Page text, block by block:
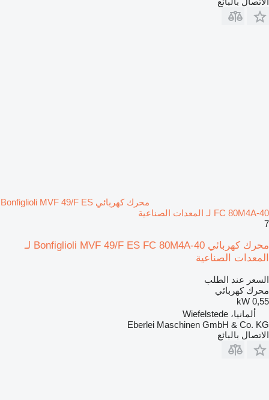
محرك كهربائي Bonfiglioli MVF 49/F ES
FC 80M4A-40 لـ المعدات الصناعية
7
محرك كهربائي Bonfiglioli MVF 49/F ES FC 80M4A-40 لـ
المعدات الصناعية
السعر عند الطلب
محرك كهربائي
0,55 kW
ألمانيا، Wiefelstede
Eberlei Maschinen GmbH & Co. KG
الاتصال بالبائع